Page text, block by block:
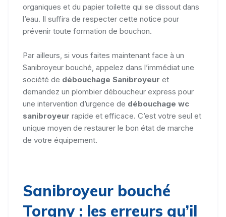
organiques et du papier toilette qui se dissout dans
l’eau. Il suffira de respecter cette notice pour
prévenir toute formation de bouchon.
Par ailleurs, si vous faites maintenant face à un
Sanibroyeur bouché, appelez dans l’immédiat une
société de débouchage Sanibroyeur et
demandez un plombier déboucheur express pour
une intervention d’urgence de débouchage wc
sanibroyeur rapide et efficace. C’est votre seul et
unique moyen de restaurer le bon état de marche
de votre équipement.
Sanibroyeur bouché
Torgny : les erreurs qu’il